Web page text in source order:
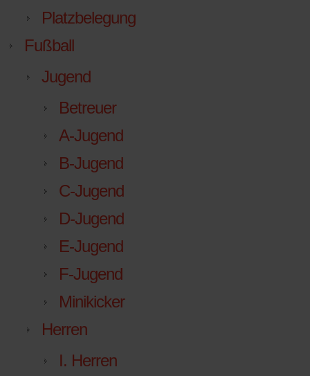
Platzbelegung
Fußball
Jugend
Betreuer
A-Jugend
B-Jugend
C-Jugend
D-Jugend
E-Jugend
F-Jugend
Minikicker
Herren
I. Herren